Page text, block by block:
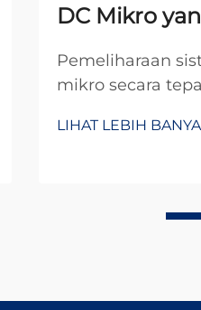
DC Mikro
Pemeliharaan
mikro secara
dan
LIHAT LEBIH